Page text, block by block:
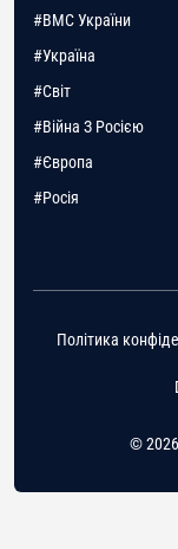
#ВМС України
#Україна
#Світ
#Війна З Росією
#Європа
#Росія
© 2026
Політика